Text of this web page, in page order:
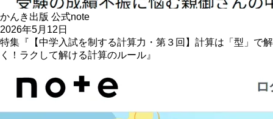
かんき出版 公式note
2026年5月12日
特集『【中学入試を制する計算力・第３回】計算は「型」で解
く！ラクして解ける計算のルール』